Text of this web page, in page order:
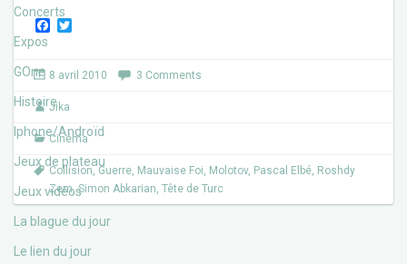
Concerts
Expos
GOne
Histoire
Iphone/Androïd
Jeux de plateau
Jeux vidéos
La blague du jour
Le lien du jour
F
e
b
o
o
k
t
t
8 avril 2010 3 Comments
Jika
Cinéma
Collision, Guerre, Mauvaise Foi, Molotov, Pascal Elbé, Roshdy
Zem,Simon Abkarian, Tête de Turc